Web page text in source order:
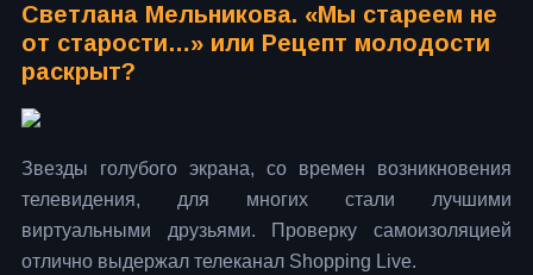
Светлана Мельникова. «Мы стареем не
от старости…» или Рецепт молодости
раскрыт?
Звезды голубого экрана, со времен возникновения
телевидения, для многих стали лучшими
виртуальными друзьями. Проверку самоизоляцией
отлично выдержал телеканал Shopping Live.